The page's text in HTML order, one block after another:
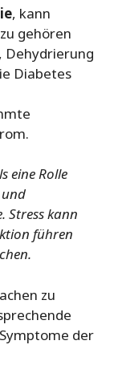
, kann
gehören
Dehydrierung
Diabetes
eine Rolle
Stress kann
führen
zu
der